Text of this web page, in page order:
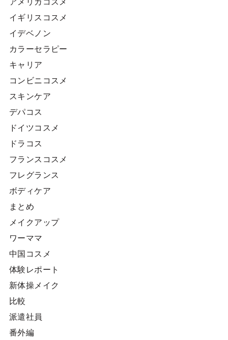
イギリスコスメ
イデベノン
カラーセラピー
キャリア
コンビニコスメ
スキンケア
デパコス
ドイツコスメ
ドラコス
フランスコスメ
フレグランス
ボディケア
まとめ
メイクアップ
ワーママ
中国コスメ
体験レポート
新体操メイク
比較
派遣社員
番外編